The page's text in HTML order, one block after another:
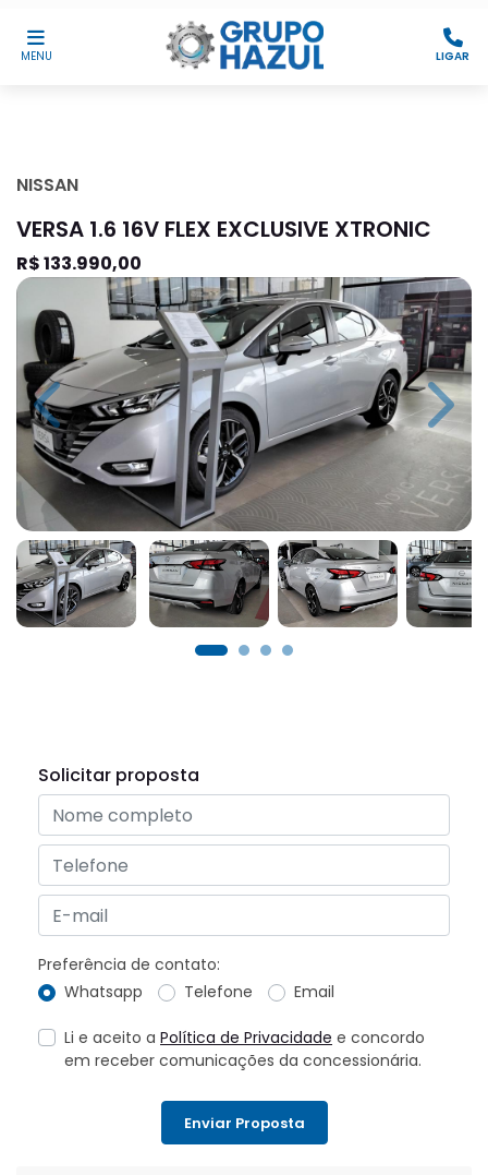
MENU LIGAR
NISSAN
VERSA 1.6 16V FLEX EXCLUSIVE XTRONIC
R$ 133.990,00
Previous Next
Solicitar proposta
Preferência de contato:
Whatsapp
Telefone Email
Li e aceito a Política de Privacidade e concordo
em receber comunicações da concessionária.
Enviar Proposta